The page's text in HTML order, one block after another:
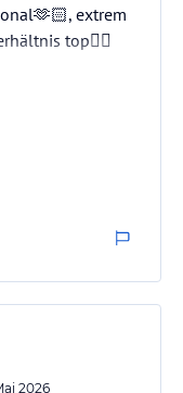
extrem
top👍🏻
2026